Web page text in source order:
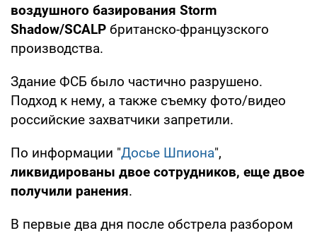
воздушного базирования Storm
Shadow/SCALP британско-французского
производства.
Здание ФСБ было частично разрушено.
Подход к нему, а также съемку фото/видео
российские захватчики запретили.
По информации "Досье Шпиона",
ликвидированы двое сотрудников, еще двое
получили ранения.
В первые два дня после обстрела разбором